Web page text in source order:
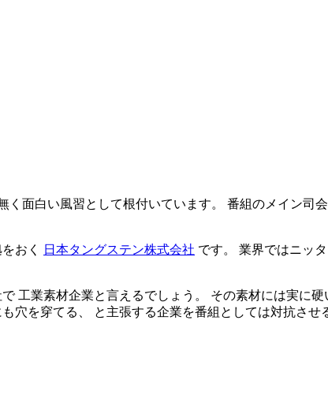
面白い風習として根付いています。 番組のメイン司
おく 日本タングステン株式会社 です。 業界ではニッ
工業素材企業と言えるでしょう。 その素材には実に
を穿てる、 と主張する企業を番組としては対抗させ